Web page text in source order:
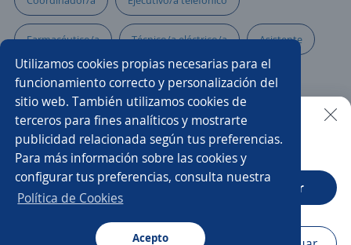
Utilizamos cookies propias necesarias para el
funcionamiento correcto y personalización del
sitio web. También utilizamos cookies de
terceros para fines analíticos y mostrarte
publicidad relacionada según tus preferencias.
Para más información sobre las cookies y
configurar tus preferencias, consulta nuestra
Política de Cookies
Acepto
Farmacéutico/a Técnico/a eléctrico/a Asistente
Ejecutivo/a de atención al cliente
Supervisor/a de producción Maquinista
Gerente administrativo Administración
Gerente comercial Jefe/a de logística
Jefe/a de operaciones Autoservicios
Buscar es más fácil en la app
CT App Abrir